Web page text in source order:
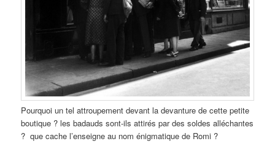
Pourquoi un tel attroupement devant la devanture de cette petite
boutique ? les badauds sont-ils attirés par des soldes alléchantes
? que cache l’enseigne au nom énigmatique de Romi ?